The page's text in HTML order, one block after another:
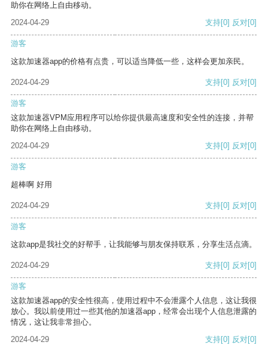
助你在网络上自由移动。
2024-04-29
支持[0] 反对[0]
游客
这款加速器app的价格有点贵，可以适当降低一些，这样会更加亲民。
2024-04-29 支持[0] 反对[0]
游客
这款加速器VPM应用程序可以给你提供最高速度和安全性的连接，并帮
助你在网络上自由移动。
2024-04-29
支持[0] 反对[0]
游客
超棒啊 好用
2024-04-29 支持[0] 反对[0]
游客
这款app是我社交的好帮手，让我能够与朋友保持联系，分享生活点滴。
2024-04-29 支持[0] 反对[0]
游客
这款加速器app的安全性很高，使用过程中不会泄露个人信息，这让我很
放心。我以前使用过一些其他的加速器app，经常会出现个人信息泄露的
情况，这让我非常担心。
2024-04-29
支持[0] 反对[0]